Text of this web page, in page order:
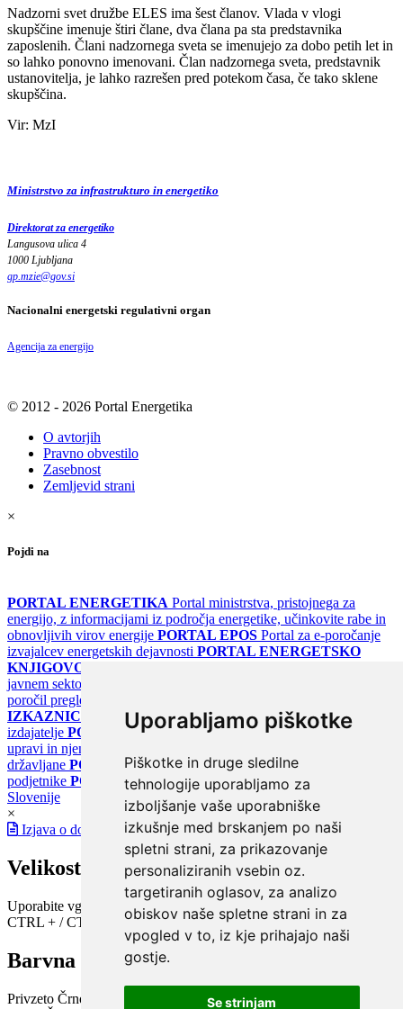
Uporabljamo piškotke
Piškotke in druge sledilne
tehnologije uporabljamo za
izboljšanje vaše uporabniške
izkušnje med brskanjem po naši
spletni strani, za prikazovanje
personaliziranih vsebin oz.
targetiranih oglasov, za analizo
obiskov naše spletne strani in za
vpogled v to, iz kje prihajajo naši
gostje.
Se strinjam
Nadzorni svet družbe ELES ima šest članov. Vlada v vlogi
skupščine imenuje štiri člane, dva člana pa sta predstavnika
zaposlenih. Člani nadzornega sveta se imenujejo za dobo petih let in
so lahko ponovno imenovani. Član nadzornega sveta, predstavnik
ustanovitelja, je lahko razrešen pred potekom časa, če tako sklene
skupščina.
Vir: MzI
Ministrstvo za infrastrukturo in energetiko
Direktorat za energetiko
Langusova ulica 4
1000 Ljubljana
gp.mzie@gov.si
Nacionalni energetski regulativni organ
Agencija za energijo
© 2012 - 2026 Portal Energetika
O avtorjih
Pravno obvestilo
Zasebnost
Zemljevid strani
×
Pojdi na
PORTAL ENERGETIKA Portal ministrstva, pristojnega za
energijo, z informacijami iz področja energetike, učinkovite rabe in
obnovljivih virov energije PORTAL EPOS Portal za e-poročanje
izvajalcev energetskih dejavnosti PORTAL ENERGETSKO
KNJIGOVODSTVO
javnem sektorju
poročil pregledov klimatskih sistemov
IZKAZNICE
Register energetskih izkaznic - za izdelovalce in
izdajatelje PORTAL GOV.SI Osrednje spletno mesto o državni
upravi in njenih storitvah
državljane PORTAL SPOT Državni portal za podjetja in
podjetnike PORTAL OPSI Državni portal odprtih podatkov
Slovenije
×
Izjava o dostopnosti
Velikost pisave
Uporabite vgrajeno funkcijo brskalnika
CTRL + / CTRL -
Barvna shema
Privzeto Črno na belem Belo na črnem Črno na bež